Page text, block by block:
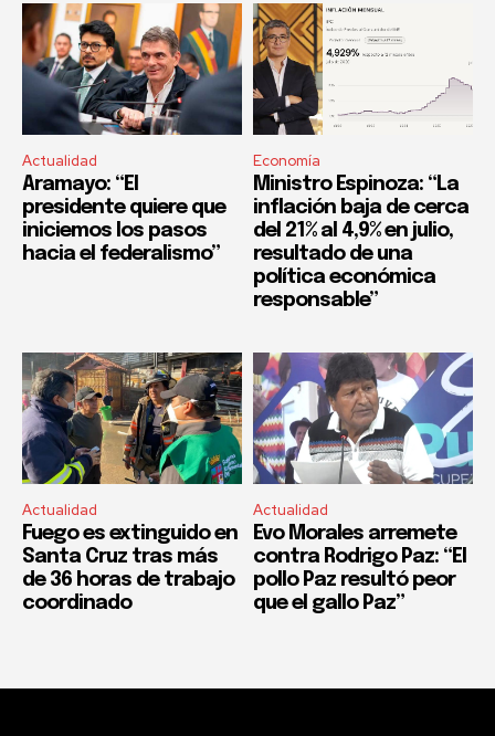
Actualidad
Aramayo: “El
presidente quiere que
iniciemos los pasos
hacia el federalismo”
Economía
Ministro Espinoza: “La
inflación baja de cerca
del 21% al 4,9% en julio,
resultado de una
política económica
responsable”
Actualidad
Fuego es extinguido en
Santa Cruz tras más
de 36 horas de trabajo
coordinado
Actualidad
Evo Morales arremete
contra Rodrigo Paz: “El
pollo Paz resultó peor
que el gallo Paz”